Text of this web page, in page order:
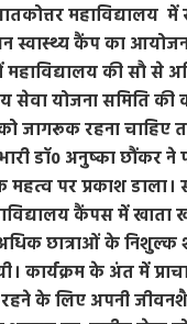
महाविद्यालय में
कैंप का आयोजन
की सौ से
सेवा योजना समिति की
जागरूक रहना चाहिए
डॉ0 अनुष्का
पर प्रकाश डाला।
कैंपस में
छात्राओं के
कार्यक्रम के अंत में
के लिए अपनी